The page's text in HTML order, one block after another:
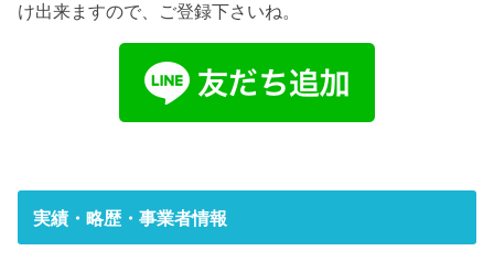
け出来ますので、ご登録下さいね。
実績・略歴・事業者情報